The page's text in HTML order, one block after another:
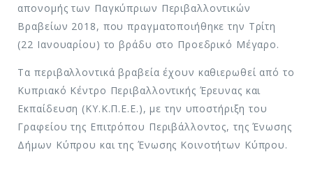
απονομής των Παγκύπριων Περιβαλλοντικών
Βραβείων 2018, που πραγματοποιήθηκε την Τρίτη
(22 Ιανουαρίου) το βράδυ στο Προεδρικό Μέγαρο.
Τα περιβαλλοντικά βραβεία έχουν καθιερωθεί από το
Κυπριακό Κέντρο Περιβαλλοντικής Έρευνας και
Εκπαίδευση (ΚΥ.Κ.Π.Ε.Ε.), με την υποστήριξη του
Γραφείου της Επιτρόπου Περιβάλλοντος, της Ένωσης
Δήμων Κύπρου και της Ένωσης Κοινοτήτων Κύπρου.